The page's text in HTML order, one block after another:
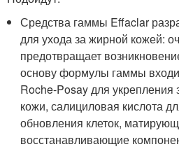
Средства гаммы Effaclar
для ухода за жирной кожей:
предотвращает
основу формулы гаммы
Roche-Posay для
кожи, салициловая кислота
обновления клеток,
восстанавливающие